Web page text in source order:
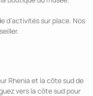
d'activités sur place. Nos
Rhenia et la côte sud de
vers la côte sud pour